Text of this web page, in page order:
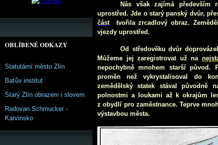
Nás však zajímá především
uprostřed. Jde o starý panský dvůr,
část
tvořila zrcadlový obraz.
vjezdy uprostřed.
Od středověku dvůr
Můžeme jej zaregistrovat už na
nepochybně mnohem starší původ.
proměn než vykrystalisoval do
zemědělský statek stával původně
polnostmi a loukami až k okrajům
z obydlí pro zaměstnance. Teprve
výstavbou města.
OBLÍBENÉ ODKAZY
Statutární město Zlín
Baťův institut
Starý Zlín obrazem i slovem
Radovan Schmucker -
Karvinsko